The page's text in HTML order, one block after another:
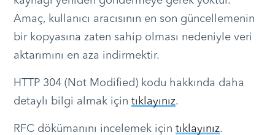
Amaç, kullanıcı aracısının en son güncellemenin
bir kopyasına zaten sahip olması nedeniyle veri
aktarımını en aza indirmektir.
HTTP 304 (Not Modified) kodu hakkında daha
detaylı bilgi almak için tıklayınız.
RFC dökümanını incelemek için tıklayınız.